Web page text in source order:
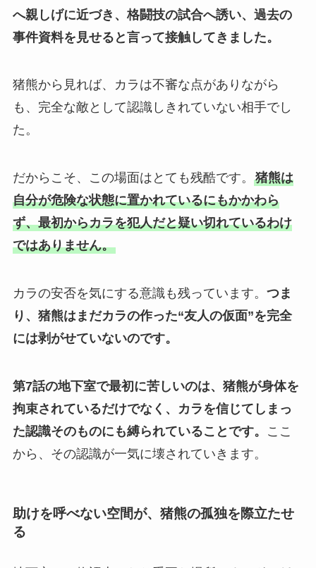
へ親しげに近づき、格闘技の試合へ誘い、過去の
事件資料を見せると言って接触してきました。
猪熊から見れば、カラは不審な点がありながら
も、完全な敵として認識しきれていない相手でし
た。
だからこそ、この場面はとても残酷です。 猪熊は
自分が危険な状態に置かれているにもかかわら
ず、最初からカラを犯人だと疑い切れているわけ
ではありません。
カラの安否を気にする意識も残っています。 つま
り、猪熊はまだカラの作った“友人の仮面”を完全
には剥がせていないのです。
第7話の地下室で最初に苦しいのは、猪熊が身体を
拘束されているだけでなく、カラを信じてしまっ
た認識そのものにも縛られていることです。
ここ
から、その認識が一気に壊されていきます。
助けを呼べない空間が、猪熊の孤独を際立たせ
る